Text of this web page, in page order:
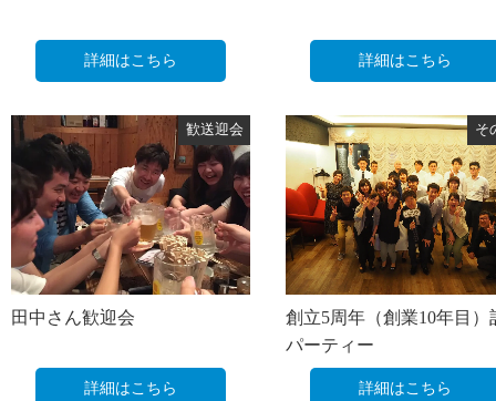
詳細はこちら 詳細はこちら
歓送迎会
田中さん歓迎会
詳細はこちら
そ
創立5周年（創業10年目）
パーティー
詳細はこちら